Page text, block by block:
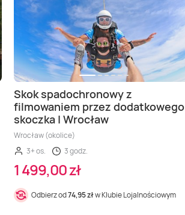
Skok spadochronowy z
filmowaniem przez dodatkowego
skoczka | Wrocław
Wrocław (okolice)
3+ os.
3 godz.
1 499,00 zł
Odbierz od74,95 złw Klubie Lojalnościowym